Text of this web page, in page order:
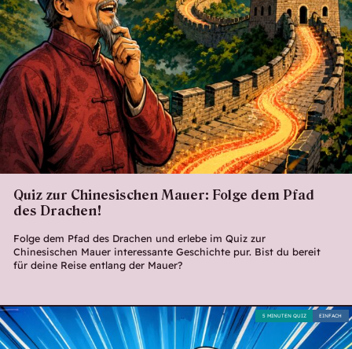
Quiz zur Chinesischen Mauer: Folge dem Pfad
des Drachen!
Folge dem Pfad des Drachen und erlebe im Quiz zur
Chinesischen Mauer interessante Geschichte pur. Bist du bereit
für deine Reise entlang der Mauer?
EINFACH
5 MINUTEN QUIZ